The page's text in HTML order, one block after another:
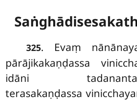
325. Evaṃ
pārājikakaṇḍassa
idāni
terasakaṇḍassa